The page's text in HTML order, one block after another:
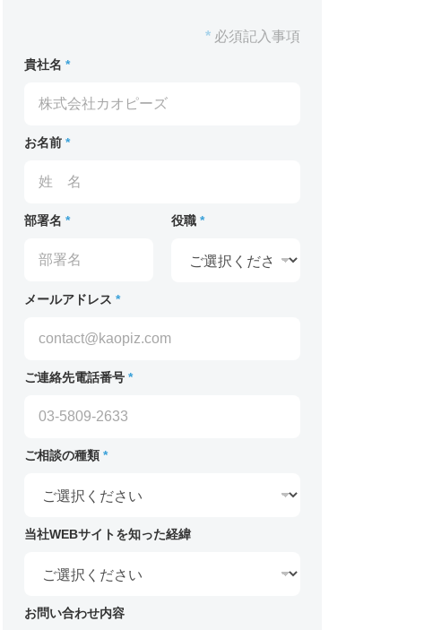
* 必須記入事項
貴社名 *
お名前 *
部署名 * 役職 *
メールアドレス *
ご連絡先電話番号 *
ご相談の種類 *
当社WEBサイトを知った経緯
お問い合わせ内容